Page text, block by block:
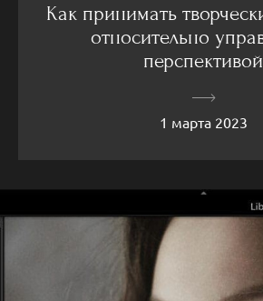
Как принимать
относительно
перспективой
1 марта 2023